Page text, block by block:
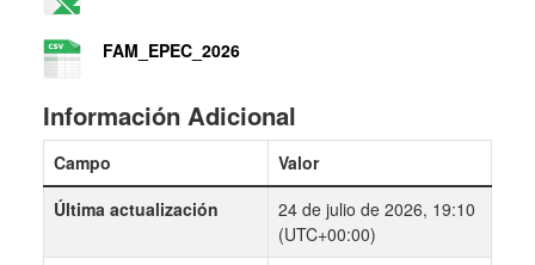
FAM_EPEC_2026
Información Adicional
Campo
Valor
Última actualización
24 de julio de 2026, 19:10
(UTC+00:00)